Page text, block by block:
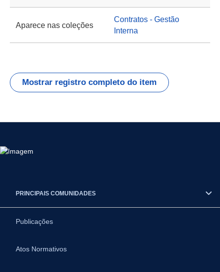
Aparece nas coleções
Contratos - Gestão
Interna
Mostrar registro completo do item
PRINCIPAIS COMUNIDADES
Publicações
Atos Normativos